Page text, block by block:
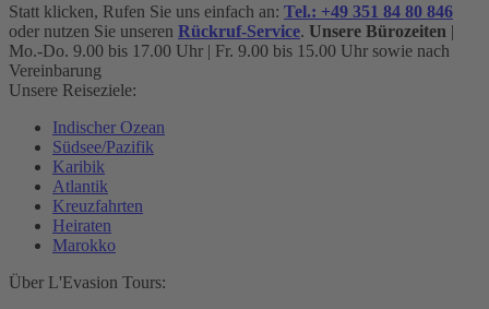
Statt klicken, Rufen Sie uns einfach an: Tel.: +49 351 84 80 846
oder nutzen Sie unseren Rückruf-Service. Unsere Bürozeiten |
Mo.-Do. 9.00 bis 17.00 Uhr | Fr. 9.00 bis 15.00 Uhr sowie nach
Vereinbarung
Unsere Reiseziele:
Indischer Ozean
Südsee/Pazifik
Karibik
Atlantik
Kreuzfahrten
Heiraten
Marokko
Über L'Evasion Tours: